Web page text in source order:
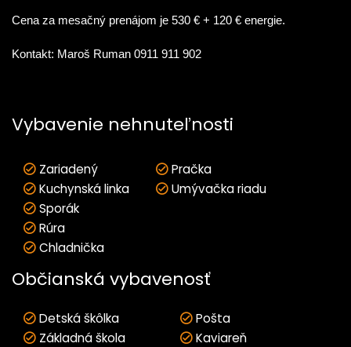
Cena za mesačný prenájom je 530 € + 120 € energie.
Kontakt: Maroš Ruman 0911 911 902
Vybavenie nehnuteľnosti
Zariadený
Kuchynská linka
Sporák
Rúra
Chladnička
Pračka
Umývačka riadu
Občianská vybavenosť
Detská škôlka
Základná škola
Pošta
Kaviareň